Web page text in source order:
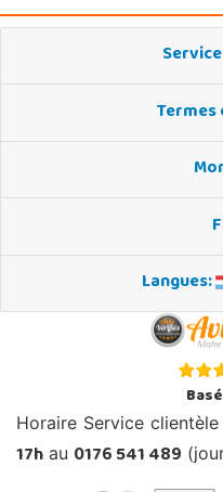
Langues:
Horaire Service
17h au 0176 541 489